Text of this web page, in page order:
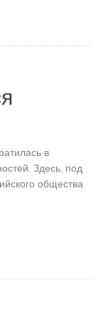
в
Здесь, под
общества